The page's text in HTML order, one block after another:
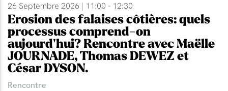
26 Septembre 2026 | 11:00 - 12:30
Erosion des falaises côtières: quels
processus comprend-on
aujourd'hui? Rencontre avec Maëlle
JOURNADE, Thomas DEWEZ et
César DYSON.
Rencontre